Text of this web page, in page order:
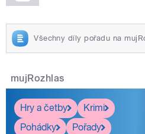
Všechny díly pořadu na
mujRozhlas
Hry a četby
Krimi
Pohádky
Pořady